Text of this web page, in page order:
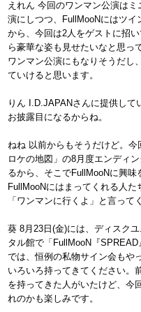
えれん 今回のワンマン公演は
演にしつつ、FullMooNにはツ
から、今回は2人をゲストに招
ら豪華な姿も見せたいなと思っ
ワンマン公演にもなりそうだし
ていけると思います。
りん I.D.JAPANさんに提供して
お披露目になるからね。
ねね 以前からもそうだけど。
ロケの地図」の8月度エンディ
るから、そこでFullMooNに興
FullMooNにはまってくれる人
「ワンマンに行くよ」と言って
葵 8月23日(金)には、ディスク
タル館で「FullMooN『
では、恒例の私物サイン会もや
いろいろ持ってきてください。
を持ってきた人がいたけど、今
れのかも楽しみです。